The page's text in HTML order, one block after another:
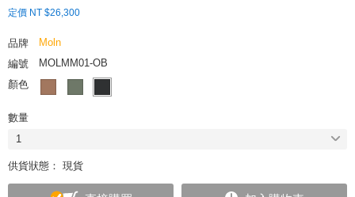
定價 NT $26,300
品牌
Moln
編號
MOLMM01-OB
顏色
數量
1
供貨狀態： 現貨